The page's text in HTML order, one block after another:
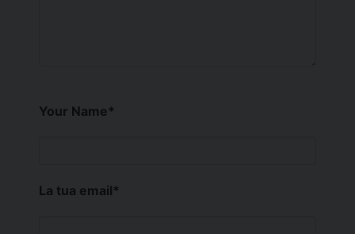
Your Name*
La tua email*